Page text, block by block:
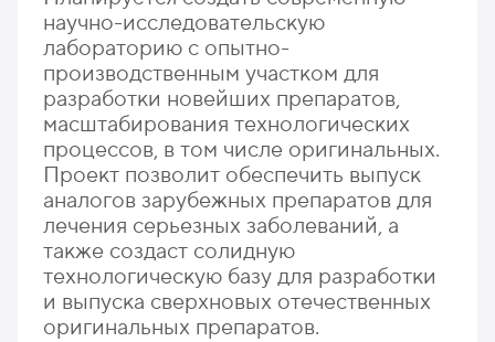
научно-исследовательскую
лабораторию с опытно-
производственным участком для
разработки новейших препаратов,
масштабирования технологических
процессов, в том числе оригинальных.
Проект позволит обеспечить выпуск
аналогов зарубежных препаратов для
лечения серьезных заболеваний, а
также создаст солидную
технологическую базу для разработки
и выпуска сверхновых отечественных
оригинальных препаратов.